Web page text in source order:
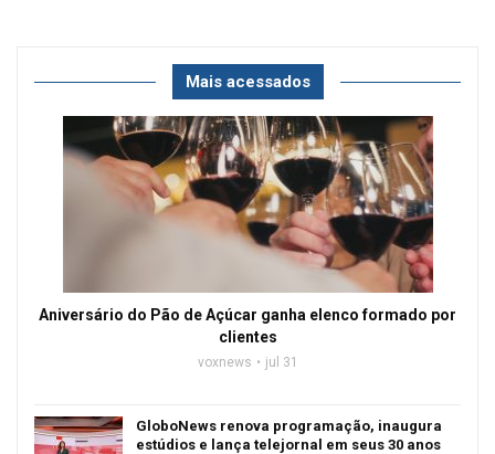
Mais acessados
Aniversário do Pão de Açúcar ganha elenco formado por
clientes
voxnews jul 31
GloboNews renova programação, inaugura
estúdios e lança telejornal em seus 30 anos